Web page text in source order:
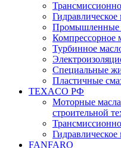
Гидравлическое
Промышленные
Компрессорное
Турбинное
Специальные
Пластичные
TEXACO РФ
Моторные масла
строительной
Гидравлическое
FANFARO